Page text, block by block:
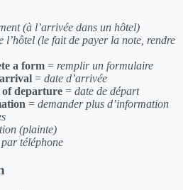
(à l’arrivée dans un hôtel)
l’hôtel (le fait de payer la note, rendre
a form = remplir un formulaire
= date d’arrivée
departure = date de départ
= demander plus d’information
(plainte)
téléphone